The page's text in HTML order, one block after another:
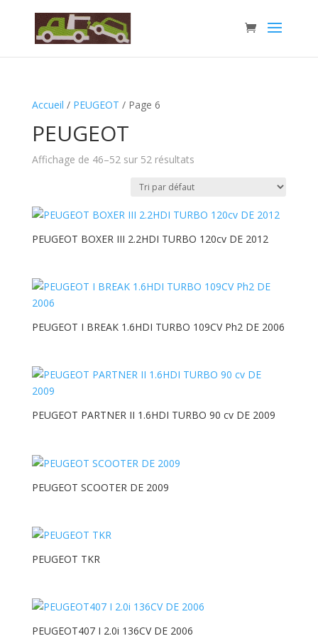
Accueil / PEUGEOT / Page 6
PEUGEOT
Affichage de 46–52 sur 52 résultats
PEUGEOT BOXER III 2.2HDI TURBO 120cv DE 2012
PEUGEOT I BREAK 1.6HDI TURBO 109CV Ph2 DE 2006
PEUGEOT PARTNER II 1.6HDI TURBO 90 cv DE 2009
PEUGEOT SCOOTER DE 2009
PEUGEOT TKR
PEUGEOT407 I 2.0i 136CV DE 2006